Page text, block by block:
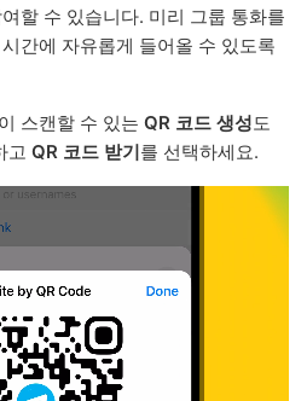
할 수 있습니다. 미리 그룹 통화를
간에 자유롭게 들어올 수 있도록
스캔할 수 있는 QR 코드 생성도
고 QR 코드 받기를 선택하세요.